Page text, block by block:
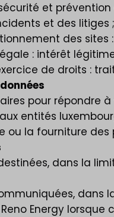
et
et des litiges
des
: intérêt
de droits :
pour répondre
entités
la fourniture des
dans la
dans
Energy